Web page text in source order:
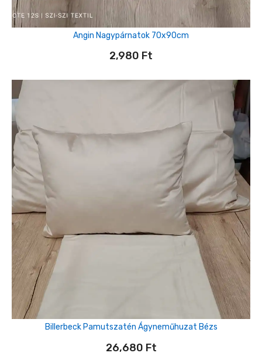
Angin Nagypárnatok 70x90cm
2,980 Ft
Billerbeck Pamutszatén Ágyneműhuzat Bézs
26,680 Ft